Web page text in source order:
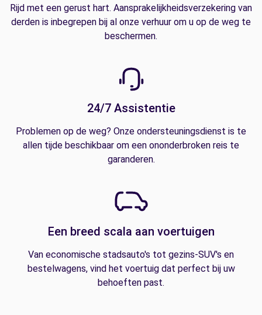
Rijd met een gerust hart. Aansprakelijkheidsverzekering van
derden is inbegrepen bij al onze verhuur om u op de weg te
beschermen.
24/7 Assistentie
Problemen op de weg? Onze ondersteuningsdienst is te
allen tijde beschikbaar om een ononderbroken reis te
garanderen.
Een breed scala aan voertuigen
Van economische stadsauto's tot gezins-SUV's en
bestelwagens, vind het voertuig dat perfect bij uw
behoeften past.